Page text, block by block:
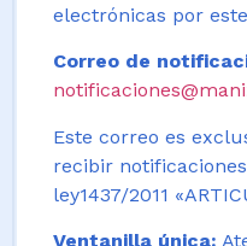
electrónicas por
Correo de
Este correo es
recibir
ley1437/2011
Ventanilla única: